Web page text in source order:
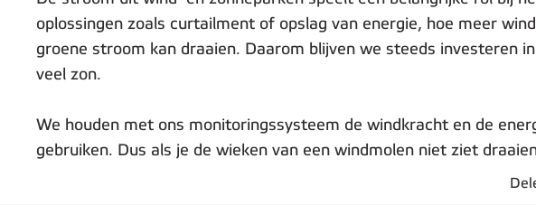
oplossingen zoals curtailment of opslag van energie, hoe meer
groene stroom kan draaien. Daarom blijven we steeds investeren
veel zon.
We houden met ons monitoringssysteem de windkracht en de
gebruiken. Dus als je de wieken van een windmolen niet ziet